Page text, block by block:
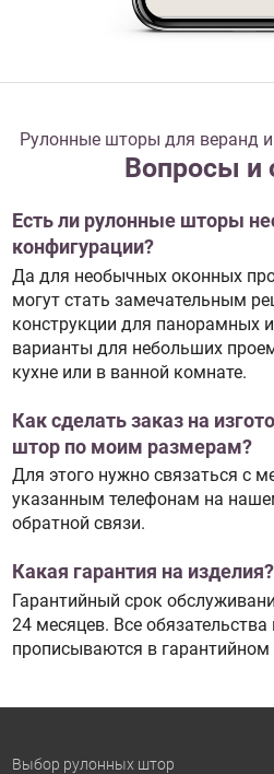
Рулонные шторы для веранд
Вопросы и
Есть ли рулонные шторы
конфигурации?
Да для необычных оконных
могут стать замечательным
конструкции для панорамных
варианты для небольших
кухне или в ванной комнате.
Как сделать заказ на
штор по моим размерам?
Для этого нужно связаться с
указанным телефонам на
обратной связи.
Какая гарантия на изделия?
Гарантийный срок
24 месяцев. Все обязательства
прописываются в гарантийном
Выбор рулонных штор